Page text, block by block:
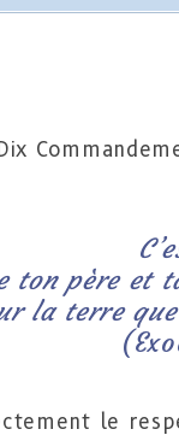
ton père et
la terre
le